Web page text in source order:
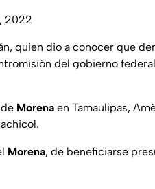
2022
quien dio a conocer que
del gobierno
Morena en Tamaulipas,
Morena, de beneficiarse